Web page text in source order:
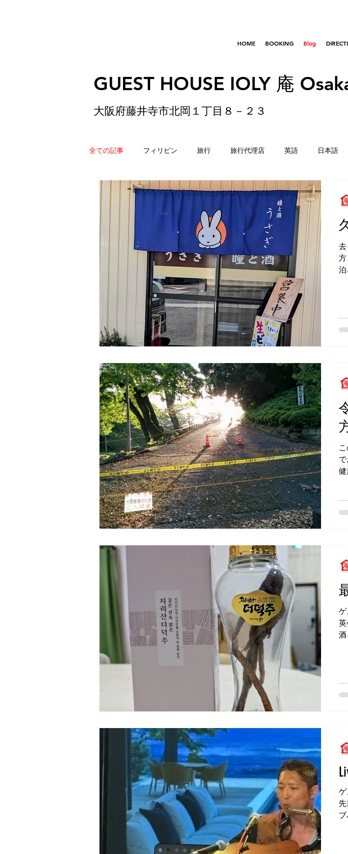
HOME BOOKING Blog
GUEST HOUSE IOLY 庵
大阪府藤井寺市北岡１丁目８－２３
全ての記事 フィリピン 旅行 旅行代理店 英語 日本語
ゲストハウス 松原 香港 はびきのコロセアム 東京
古市古墳群 鼓いちじくソース 恵我ノ
apricot university 台湾 西国三十三所
前
じ
の
と
ゲ